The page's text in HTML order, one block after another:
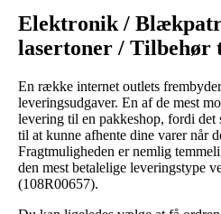
Elektronik /
lasertoner / Tilbehør
En række internet outlets
leveringsudgaver. En af de mest
levering til en pakkeshop, fordi
til at kunne afhente dine varer når
Fragtmuligheden er nemlig
den mest betalelige leveringstype
(108R00657).